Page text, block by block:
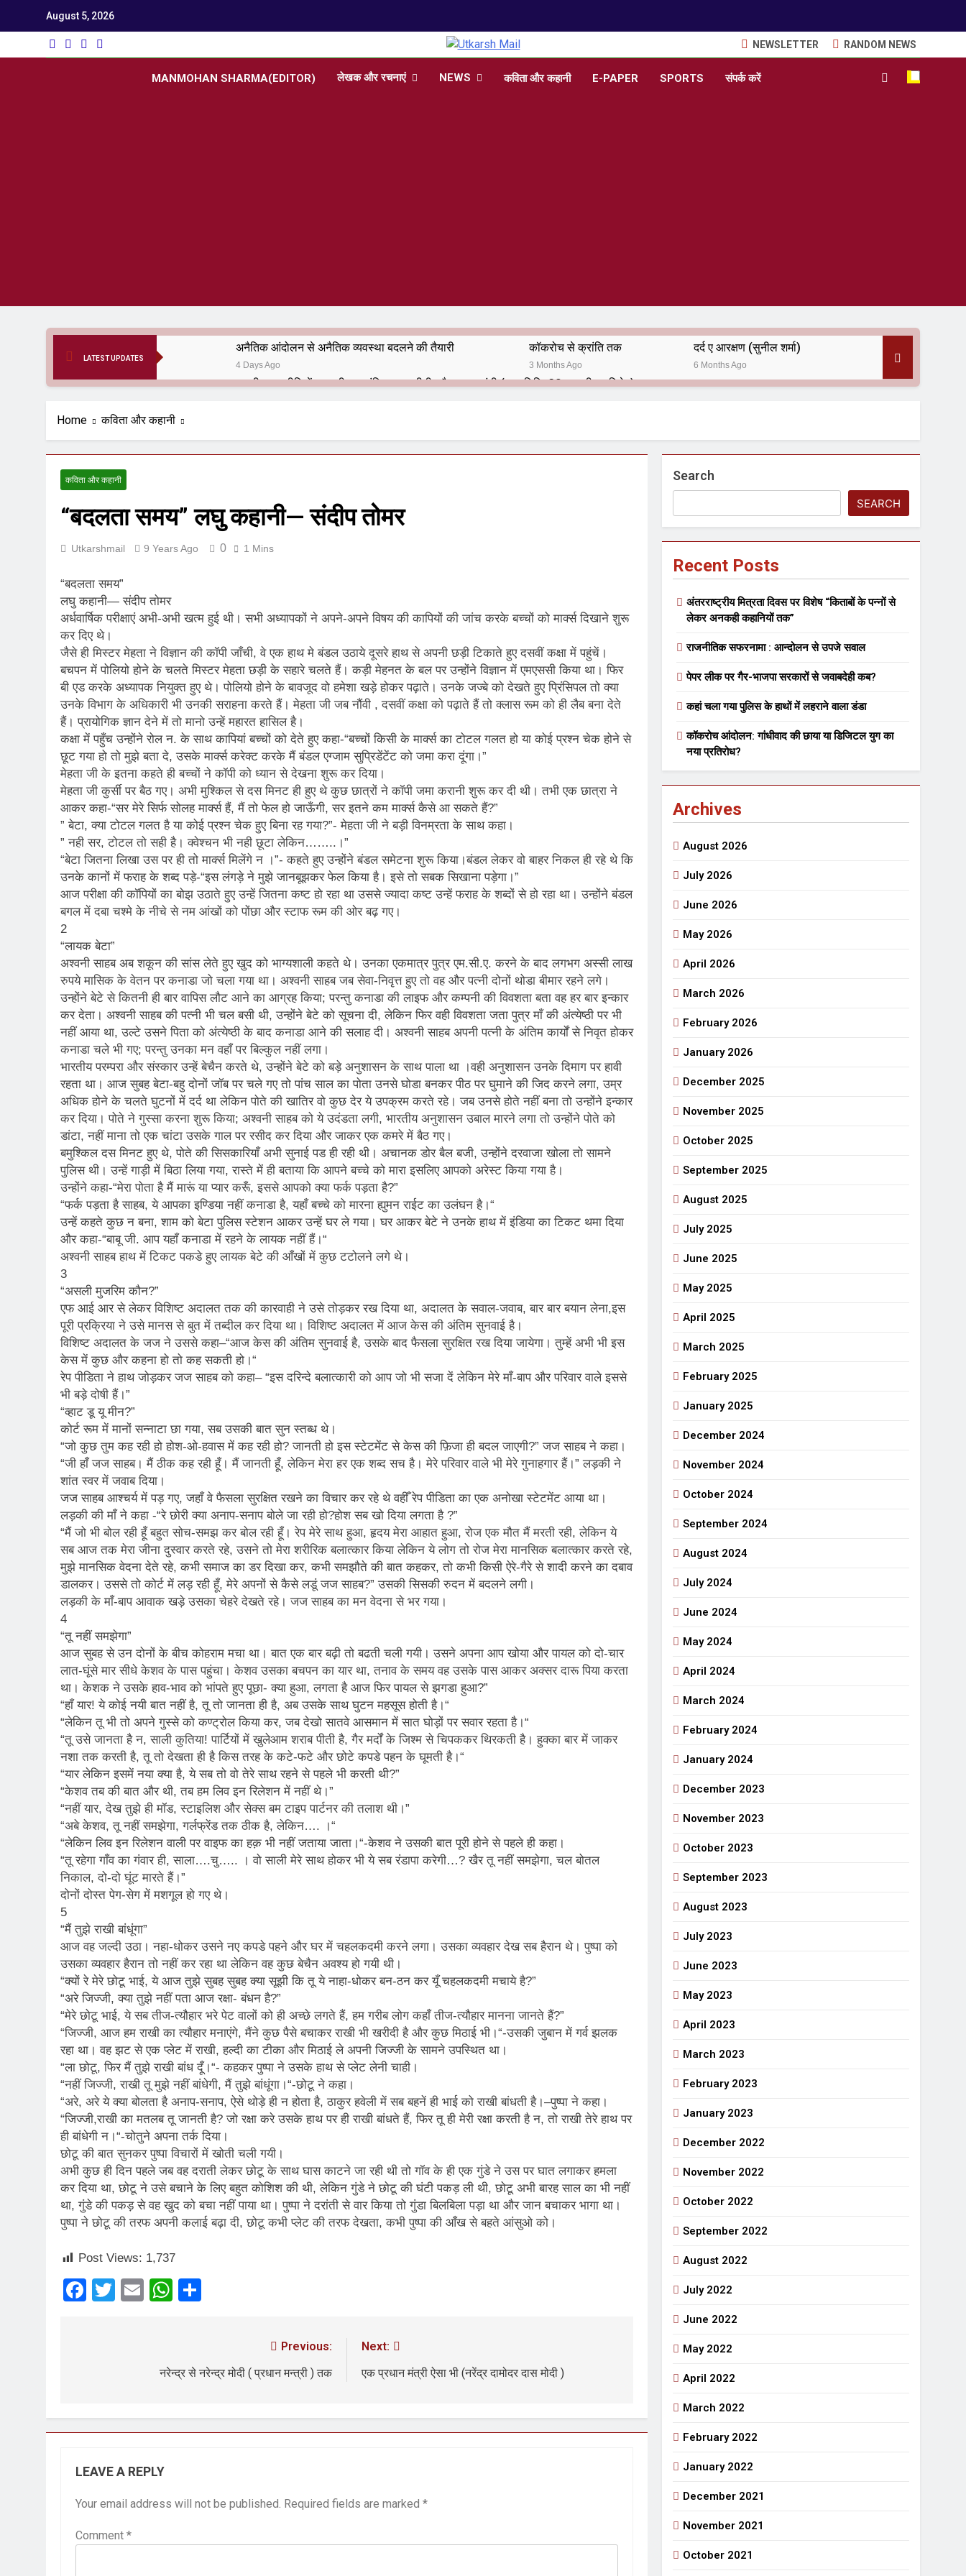
August 5, 2026
Utkarsh Mail
NEWSLETTER RANDOM NEWS
MANMOHAN SHARMA(EDITOR) लेखक और रचनाएं NEWS कविता और कहानी E-PAPER SPORTS संपर्क करें
LATEST UPDATES
अनैतिक आंदोलन से अनैतिक व्यवस्था बदलने की तैयारी
4 Days Ago
कॉकरोच से क्रांति तक
3 Months Ago
दर्द ए आरक्षण (सुनील शर्मा)
6 Months Ago
भारतीय राजनीति में आज भी प्रासांगिक एव अद्वीतीय है महात्मा गांधी (पुण्य तिथि-30 जनवरी पर विशेष)
हरियाणा सरकार के बाबा बंदा सिंह बहादुर की स्मृति में स्मारक निर्माण की दिशा में बढ़ते कदम
1 Year Ago
पाकिस्तान और PoK में 9 आतंकी ठिकानों पर भारत ने की एयर स्ट्राइक (ऑपरेशन सिन्दूर)
1 Year Ago
1 Year Ago
2 Years Ago
कितना बदल गया इंसान’ (सम्पादकीय)
2 Years Ago
अबकी बार हुए न पार
2 Years Ago
दिल्ली की फ़िरदौस ख़ान को मिला बेस्ट वालंटियर अवॉर्ड–लाल बिहारी लाल
2 Years Ago
समाज सेवा मे तत्पर दानवीर परिवार
“अंतर्राष्ट्रीय महिला दिवस “ की बहुत बहुत बधाई
2 Years Ago
भारत रत्न जननायक कर्पूरी ठाकुर
राम नाम लो प्रेम से – मनमोहन शर्मा ‘शरण’ (सम्पादकीय )
3 Years Ago
विश्व पुस्तक मेले (10-18 फरवरी) में अनुराधा प्रकाशन के स्टाल पर अपनी पुस्तक को प्रदर्शित/विमोचन हेतु संपर्क करें
3 Years Ago
२१वीं सदी में विश्व में हिंदी भाषा की स्वीकृति
3 Years Ago
मत बहाओ खून
सम्पादकीय : इंडिया / भारत , जी-20 में ‘भार-त’ का चमका सितारा
3 Years Ago
नोसेना प्रमुख एडमिरल आर हरि कुमार ने किया अनुराधा प्रकाशन की पुस्तकों एवं ‘उत्कर्ष मेल’ का लोकार्पण
3 Years Ago
डॉ. अम्बेडकर भारत के भव्यभाल पर एक सुरम्य तिलकहैं
3 Years Ago
श्री हनुमानजी का जन्म महोत्सव का भव्य आयोजन
3 Years Ago
अंतरराष्ट्रीय मित्रता दिवस पर विशेष “किताबों के पन्नों से लेकर अनकही कहानियों तक”
3 Days Ago
राजनीतिक सफरनामा : आन्दोलन से उपजे सवाल
पेपर लीक पर गैर-भाजपा सरकारों से जवाबदेही कब?
4 Days Ago
कहां चला गया पुलिस के हाथों में लहराने वाला डंडा
कॉकरोच आंदोलन: गांधीवाद की छाया या डिजिटल युग का नया प्रतिरोध?
4 Days Ago
संस्मरण : गर्मी की छुट्टियां और बचपन
4 Days Ago
Home कविता और कहानी
कविता और कहानी
“बदलता समय” लघु कहानी— संदीप तोमर
Utkarshmail 9 Years Ago 0 1 Mins
“बदलता समय”
लघु कहानी— संदीप तोमर
अर्धवार्षिक परीक्षाएं अभी-अभी खत्म हुई थी। सभी अध्यापकों ने अपने-अपने विषय की कापियों की जांच करके बच्चों को मार्क्स दिखाने शुरू
कर दिए थे।
जैसे ही मिस्टर मेहता ने विज्ञान की कॉपी जाँची, वे एक हाथ मे बंडल उठाये दूसरे हाथ से अपनी छड़ी टिकाते हुए दसवीं कक्षा में पहुंचें।
बचपन में पोलियो होने के चलते मिस्टर मेहता छड़ी के सहारे चलते हैं। कड़ी मेहनत के बल पर उन्होंने विज्ञान में एमएससी किया था। फिर
बी एड करके अध्यापक नियुक्त हुए थे। पोलियो होने के बावजूद वो हमेशा खड़े होकर पढ़ाते। उनके जज्बे को देखते हुए प्रिंसिपल तो क्या
उनके विभाग के अधिकारी भी उनकी सराहना करते हैं। मेहता जी जब नौंवी , दसवीं कक्षा को पढ़ाते हैं तो क्लास रूम को ही लैब बना देते
हैं। प्रायोगिक ज्ञान देने में तो मानो उन्हें महारत हासिल है।
कक्षा में पहुँच उन्होंने रोल न. के साथ कापियां बच्चों को देते हुए कहा-“बच्चों किसी के मार्क्स का टोटल गलत हो या कोई प्रश्न चेक होने से
छूट गया हो तो मुझे बता दे, उसके मार्क्स करेक्ट करके मैं बंडल एग्जाम सुप्रिडेंटेंट को जमा करा दूंगा।”
मेहता जी के इतना कहते ही बच्चों ने कॉपी को ध्यान से देखना शुरू कर दिया।
मेहता जी कुर्सी पर बैठ गए। अभी मुश्किल से दस मिनट ही हुए थे कुछ छात्रों ने कॉपी जमा करानी शुरू कर दी थी। तभी एक छात्रा ने
आकर कहा-“सर मेरे सिर्फ सोलह मार्क्स हैं, मैं तो फेल हो जाऊँगी, सर इतने कम मार्क्स कैसे आ सकते हैं?”
” बेटा, क्या टोटल गलत है या कोई प्रश्न चेक हुए बिना रह गया?”- मेहता जी ने बड़ी विनम्रता के साथ कहा।
” नही सर, टोटल तो सही है। क्वेश्चन भी नही छूटा लेकिन……..।”
“बेटा जितना लिखा उस पर ही तो मार्क्स मिलेंगे न ।”- कहते हुए उन्होंने बंडल समेटना शुरू किया।बंडल लेकर वो बाहर निकल ही रहे थे कि
उनके कानों में फराह के शब्द पड़े-“इस लंगड़े ने मुझे जानबूझकर फेल किया है। इसे तो सबक सिखाना पड़ेगा।”
आज परीक्षा की कॉपियों का बोझ उठाते हुए उन्हें जितना कष्ट हो रहा था उससे ज्यादा कष्ट उन्हें फराह के शब्दों से हो रहा था। उन्होंने बंडल
बगल में दबा चश्मे के नीचे से नम आंखों को पोंछा और स्टाफ रूम की ओर बढ़ गए।
2
“लायक बेटा”
अश्वनी साहब अब शकून की सांस लेते हुए खुद को भाग्यशाली कहते थे। उनका एकमात्र पुत्र एम.सी.ए. करने के बाद लगभग अस्सी लाख
रुपये मासिक के वेतन पर कनाडा जो चला गया था। अश्वनी साहब जब सेवा-निवृत्त हुए तो वह और पत्नी दोनों थोडा बीमार रहने लगे।
उन्होंने बेटे से कितनी ही बार वापिस लौट आने का आग्रह किया; परन्तु कनाडा की लाइफ और कम्पनी की विवशता बता वह हर बार इन्कार
कर देता। अश्वनी साहब की पत्नी भी चल बसी थी, उन्होंने बेटे को सूचना दी, लेकिन फिर वही विवशता जता पुत्र माँ की अंत्येष्ठी पर भी
नहीं आया था, उल्टे उसने पिता को अंत्येष्ठी के बाद कनाडा आने की सलाह दी। अश्वनी साहब अपनी पत्नी के अंतिम कार्यों से निवृत होकर
कनाडा चले भी गए; परन्तु उनका मन वहाँ पर बिल्कुल नहीं लगा।
भारतीय परम्परा और संस्कार उन्हें बेचैन करते थे, उन्होंने बेटे को बड़े अनुशासन के साथ पाला था ।वही अनुशासन उनके दिमाग पर हावी
रहता था। आज सुबह बेटा-बहु दोनों जॉब पर चले गए तो पांच साल का पोता उनसे घोडा बनकर पीठ पर घुमाने की जिद करने लगा, उम्र
अधिक होने के चलते घुटनों में दर्द था लेकिन पोते की खातिर वो कुछ देर ये उपक्रम करते रहे। जब उनसे होते नहीं बना तो उन्होंने इन्कार
कर दिया। पोते ने गुस्सा करना शुरू किया; अश्वनी साहब को ये उदंडता लगी, भारतीय अनुशासन उबाल मारने लगा तो उन्होंने पोते को
डांटा, नहीं माना तो एक चांटा उसके गाल पर रसीद कर दिया और जाकर एक कमरे में बैठ गए।
बमुश्किल दस मिनट हुए थे, पोते की सिसकारियाँ अभी सुनाई पड ही रही थी। अचानक डोर बैल बजी, उन्होंने दरवाजा खोला तो सामने
पुलिस थी। उन्हें गाड़ी में बिठा लिया गया, रास्ते में ही बताया कि आपने बच्चे को मारा इसलिए आपको अरेस्ट किया गया है।
उन्होंने कहा-“मेरा पोता है मैं मारूं या प्यार करूँ, इससे आपको क्या फर्क पड़ता है?”
“फर्क पड़ता है साहब, ये आपका इण्डिया नहीं कनाडा है, यहाँ बच्चे को मारना ह्युमन राईट का उलंघन है।“
उन्हें कहते कुछ न बना, शाम को बेटा पुलिस स्टेशन आकर उन्हें घर ले गया। घर आकर बेटे ने उनके हाथ में इंडिया का टिकट थमा दिया
और कहा-“बाबू जी. आप यहाँ कनाडा में रहने के लायक नहीं हैं।“
अश्वनी साहब हाथ में टिकट पकडे हुए लायक बेटे की आँखों में कुछ टटोलने लगे थे।
3
“असली मुजरिम कौन?”
एफ आई आर से लेकर विशिष्ट अदालत तक की कारवाही ने उसे तोड़कर रख दिया था, अदालत के सवाल-जवाब, बार बार बयान लेना,इस
पूरी प्रक्रिया ने उसे मानस से बुत में तब्दील कर दिया था। विशिष्ट अदालत में आज केस की अंतिम सुनवाई है।
विशिष्ट अदालत के जज ने उससे कहा–“आज केस की अंतिम सुनवाई है, उसके बाद फैसला सुरक्षित रख दिया जायेगा। तुम्हें अभी भी इस
केस में कुछ और कहना हो तो कह सकती हो।“
रेप पीडिता ने हाथ जोड़कर जज साहब को कहा– “इस दरिन्दे बलात्कारी को आप जो भी सजा दें लेकिन मेरे माँ-बाप और परिवार वाले इससे
भी बड़े दोषी हैं।”
“व्हाट डू यू मीन?”
कोर्ट रूम में मानों सन्नाटा छा गया, सब उसकी बात सुन स्तब्ध थे।
“जो कुछ तुम कह रही हो होश-ओ-हवास में कह रही हो? जानती हो इस स्टेटमेंट से केस की फ़िजा ही बदल जाएगी?” जज साहब ने कहा।
“जी हाँ जज साहब। मैं ठीक कह रही हूँ। मैं जानती हूँ, लेकिन मेरा हर एक शब्द सच है। मेरे परिवार वाले भी मेरे गुनाहगार हैं।” लड़की ने
शांत स्वर में जवाब दिया।
जज साहब आश्चर्य में पड़ गए, जहाँ वे फैसला सुरक्षित रखने का विचार कर रहे थे वहीँ रेप पीडिता का एक अनोखा स्टेटमेंट आया था।
लड़की की माँ ने कहा -“रे छोरी क्या अनाप-सनाप बोले जा रही हो?होश सब खो दिया लगता है ?”
“मैं जो भी बोल रही हूँ बहुत सोच-समझ कर बोल रही हूँ। रेप मेरे साथ हुआ, हृदय मेरा आहात हुआ, रोज एक मौत मैं मरती रही, लेकिन ये
सब आज तक मेरा जीना दुस्वार करते रहे, उसने तो मेरा शरीरिक बलात्कार किया लेकिन ये लोग तो रोज मेरा मानसिक बलात्कार करते रहे,
मुझे मानसिक वेदना देते रहे, कभी समाज का डर दिखा कर, कभी समझौते की बात कहकर, तो कभी किसी ऐरे-गैरे से शादी करने का दबाव
डालकर। उससे तो कोर्ट में लड़ रही हूँ, मेरे अपनों से कैसे लडूं जज साहब?” उसकी सिसकी रुदन में बदलने लगी।
लड़की के माँ-बाप आवाक खड़े उसका चेहरे देखते रहे। जज साहब का मन वेदना से भर गया।
4
“तू नहीं समझेगा”
आज सुबह से उन दोनों के बीच कोहराम मचा था। बात एक बार बढ़ी तो बढती चली गयी। उसने अपना आप खोया और पायल को दो-चार
लात-घूंसे मार सीधे केशव के पास पहुंचा। केशव उसका बचपन का यार था, तनाव के समय वह उसके पास आकर अक्सर दारू पिया करता
था। केशक ने उसके हाव-भाव को भांपते हुए पूछा- क्या हुआ, लगता है आज फिर पायल से झगडा हुआ?”
“हाँ यार! ये कोई नयी बात नहीं है, तू तो जानता ही है, अब उसके साथ घुटन महसूस होती है।“
“लेकिन तू भी तो अपने गुस्से को कण्ट्रोल किया कर, जब देखो सातवे आसमान में सात घोड़ों पर सवार रहता है।“
“तू उसे जानता है न, साली कुतिया! पार्टियों में खुलेआम शराब पीती है, गैर मर्दों के जिश्म से चिपककर थिरकती है। हुक्का बार में जाकर
नशा तक करती है, तू तो देखता ही है किस तरह के कटे-फटे और छोटे कपडे पहन के घूमती है।“
“यार लेकिन इसमें नया क्या है, ये सब तो वो तेरे साथ रहने से पहले भी करती थी?”
“केशव तब की बात और थी, तब हम लिव इन रिलेशन में नहीं थे।”
“नहीं यार, देख तुझे ही मॉड, स्टाइलिश और सेक्स बम टाइप पार्टनर की तलाश थी।”
“अबे केशव, तू नहीं समझेगा, गर्लफ्रेंड तक ठीक है, लेकिन…. ।“
“लेकिन लिव इन रिलेशन वाली पर वाइफ का हक़ भी नहीं जताया जाता।“-केशव ने उसकी बात पूरी होने से पहले ही कहा।
“तू रहेगा गाँव का गंवार ही, साला….चु….. । वो साली मेरे साथ होकर भी ये सब रंडापा करेगी…? खैर तू नहीं समझेगा, चल बोतल
निकाल, दो-दो घूंट मारते हैं।”
दोनों दोस्त पेग-सेग में मशगूल हो गए थे।
5
“मैं तुझे राखी बांधूंगा”
आज वह जल्दी उठा। नहा-धोकर उसने नए कपडे पहने और घर में चहलकदमी करने लगा। उसका व्यवहार देख सब हैरान थे। पुष्पा को
उसका व्यवहार हैरान तो नहीं कर रहा था लेकिन वह कुछ बेचैन अवश्य हो गयी थी।
“क्यों रे मेरे छोटू भाई, ये आज तुझे सुबह सुबह क्या सूझी कि तू ये नाहा-धोकर बन-ठन कर यूँ चहलकदमी मचाये है?”
“अरे जिज्जी, क्या तुझे नहीं पता आज रक्षा- बंधन है?”
“मेरे छोटू भाई, ये सब तीज-त्यौहार भरे पेट वालों को ही अच्छे लगते हैं, हम गरीब लोग कहाँ तीज-त्यौहार मानना जानते हैं?”
“जिज्जी, आज हम राखी का त्यौहार मनाएंगे, मैंने कुछ पैसे बचाकर राखी भी खरीदी है और कुछ मिठाई भी।“-उसकी जुबान में गर्व झलक
रहा था। वह झट से एक प्लेट में राखी, हल्दी का टीका और मिठाई ले अपनी जिज्जी के सामने उपस्थित था।
“ला छोटू, फिर मैं तुझे राखी बांध दूँ।“- कहकर पुष्पा ने उसके हाथ से प्लेट लेनी चाही।
“नहीं जिज्जी, राखी तू मुझे नहीं बांधेगी, मैं तुझे बांधूंगा।“-छोटू ने कहा।
“अरे, अरे ये क्या बोलता है अनाप-सनाप, ऐसे थोड़े ही न होता है, ठाकुर हवेली में सब बहनें ही भाई को राखी बांधती है।–पुष्पा ने कहा।
“जिज्जी,राखी का मतलब तू जानती है? जो रक्षा करे उसके हाथ पर ही राखी बांधते हैं, फिर तू ही मेरी रक्षा करती है न, तो राखी तेरे हाथ पर
ही बांधेगी न।“-चोतुने अपना तर्क दिया।
छोटू की बात सुनकर पुष्पा विचारों में खोती चली गयी।
अभी कुछ ही दिन पहले जब वह दराती लेकर छोटू के साथ घास काटने जा रही थी तो गॉव के ही एक गुंडे ने उस पर घात लगाकर हमला
कर दिया था, छोटू ने उसे बचाने के लिए बहुत कोशिश की थी, लेकिन गुंडे ने छोटू की घंटी पकड़ ली थी, छोटू अभी बारह साल का भी नहीं
था, गुंडे की पकड़ से वह खुद को बचा नहीं पाया था। पुष्पा ने दरांती से वार किया तो गुंडा बिलबिला पड़ा था और जान बचाकर भागा था।
पुष्पा ने छोटू की तरफ अपनी कलाई बढ़ा दी, छोटू कभी प्लेट की तरफ देखता, कभी पुष्पा की आँख से बहते आंसुओ को।
Post Views: 1,737
Facebook
TwitterEmailWhatsApp
Previous:
नरेन्द्र से नरेन्द्र मोदी ( प्रधान मन्त्री ) तक
Next:
एक प्रधान मंत्री ऐसा भी (नरेंद्र दामोदर दास मोदी )
LEAVE A REPLY
Your email address will not be published. Required fields are marked *
Comment *
Search
SEARCH
Recent Posts
अंतरराष्ट्रीय मित्रता दिवस पर विशेष “किताबों के पन्नों से
लेकर अनकही कहानियों तक”
राजनीतिक सफरनामा : आन्दोलन से उपजे सवाल
पेपर लीक पर गैर-भाजपा सरकारों से जवाबदेही कब?
कहां चला गया पुलिस के हाथों में लहराने वाला डंडा
कॉकरोच आंदोलन: गांधीवाद की छाया या डिजिटल युग का
नया प्रतिरोध?
Archives
August 2026
July 2026
June 2026
May 2026
April 2026
March 2026
February 2026
January 2026
December 2025
November 2025
October 2025
September 2025
August 2025
July 2025
June 2025
May 2025
April 2025
March 2025
February 2025
January 2025
December 2024
November 2024
October 2024
September 2024
August 2024
July 2024
June 2024
May 2024
April 2024
March 2024
February 2024
January 2024
December 2023
November 2023
October 2023
September 2023
August 2023
July 2023
June 2023
May 2023
April 2023
March 2023
February 2023
January 2023
December 2022
November 2022
October 2022
September 2022
August 2022
July 2022
June 2022
May 2022
April 2022
March 2022
February 2022
January 2022
December 2021
November 2021
October 2021